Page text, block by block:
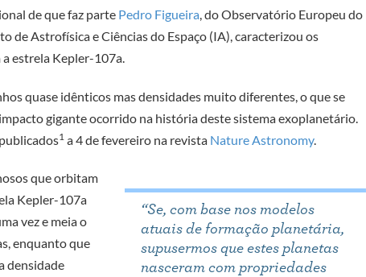
de que faz parte Pedro Figueira, do Observatório Europeu do
de Astrofísica e Ciências do Espaço (IA), caracterizou os
estrela Kepler-107a.
quase idênticos mas densidades muito diferentes, o que se
gigante ocorrido na história deste sistema exoplanetário.
1 a 4 de fevereiro na revista Nature Astronomy.
“Se, com base nos modelos
atuais de formação planetária,
supusermos que estes planetas
nasceram com propriedades
que orbitam
Kepler-107a
vez e meia o
enquanto que
densidade